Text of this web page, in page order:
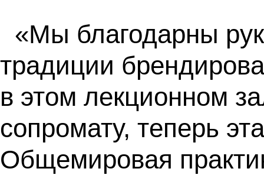
«Мы благодарны
традиции
в этом лекционном
сопромату, теперь
Общемировая